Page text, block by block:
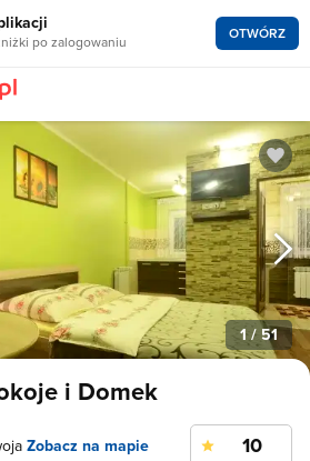
po zalogowaniu OTWÓRZ
1/ 51
i Domek
Zobacz na mapie 10